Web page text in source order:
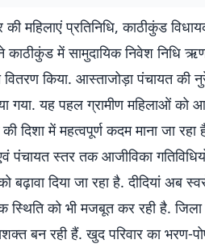
की महिलाएं प्रतिनिधि, काठीकुंड
काठीकुंड में सामुदायिक निवेश निधि
किया. आस्ताजोड़ा पंचायत की
गया. यह पहल ग्रामीण महिलाओं को
में महत्वपूर्ण कदम माना जा रहा
पंचायत स्तर तक आजीविका
दिया जा रहा है. दीदियां अब
को भी मजबूत कर रही है. जिला
बन रही हैं. खुद परिवार का भरण-